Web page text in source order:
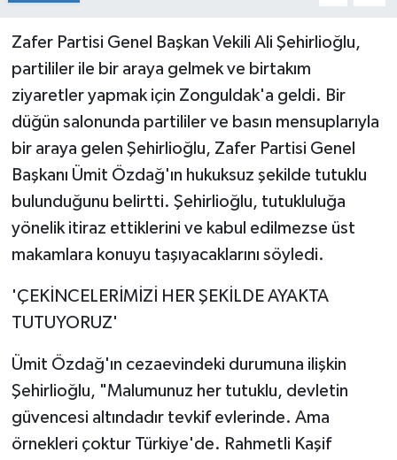
Zafer Partisi Genel Başkan Vekili Ali Şehirlioğlu,
partililer ile bir araya gelmek ve birtakım
ziyaretler yapmak için Zonguldak'a geldi. Bir
düğün salonunda partililer ve basın mensuplarıyla
bir araya gelen Şehirlioğlu, Zafer Partisi Genel
Başkanı Ümit Özdağ'ın hukuksuz şekilde tutuklu
bulunduğunu belirtti. Şehirlioğlu, tutukluluğa
yönelik itiraz ettiklerini ve kabul edilmezse üst
makamlara konuyu taşıyacaklarını söyledi.
'ÇEKİNCELERİMİZİ HER ŞEKİLDE AYAKTA
TUTUYORUZ'
Ümit Özdağ'ın cezaevindeki durumuna ilişkin
Şehirlioğlu, "Malumunuz her tutuklu, devletin
güvencesi altındadır tevkif evlerinde. Ama
örnekleri çoktur Türkiye'de. Rahmetli Kaşif